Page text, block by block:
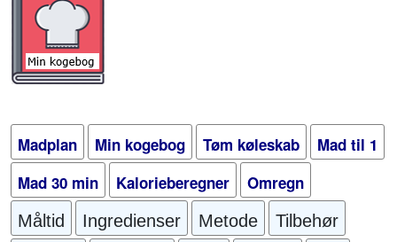
Madplan Min kogebog Tøm køleskab
Mad til 1
Mad 30 min
Kalorieberegner Omregn
Måltid Ingredienser Metode
Tilbehør